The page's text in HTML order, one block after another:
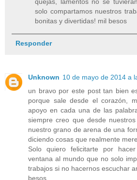
quejas, lamentos no se
solo compartamos nuestros
bonitas y divertidas! mil besos
Responder
Unknown 10 de mayo de 2014 a
un bravo por este post tan bien
porque sale desde el corazón,
apoyo en cada una de las
siempre creo que desde
nuestro grano de arena de una
diciendo cosas que realmente
Solo quiero felicitarte por
ventana al mundo que no solo
trabajos si no hacernos escuchar
besos